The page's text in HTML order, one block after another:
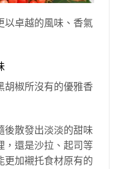
以卓越的風味、香氣
胡椒所沒有的優雅香
後散發出淡淡的甜味
，還是沙拉、起司等
更加襯托食材原有的